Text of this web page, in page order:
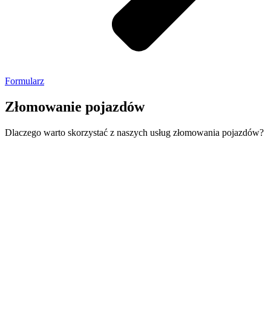
Formularz
Złomowanie pojazdów
Dlaczego warto skorzystać z naszych usług złomowania pojazdów?